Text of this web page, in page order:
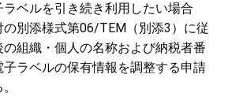
ベルを引き続き利用したい場合
の別添様式第06/TEM（別添3）に従
組織・個人の名称および納税者番
ラベルの保有情報を調整する申請